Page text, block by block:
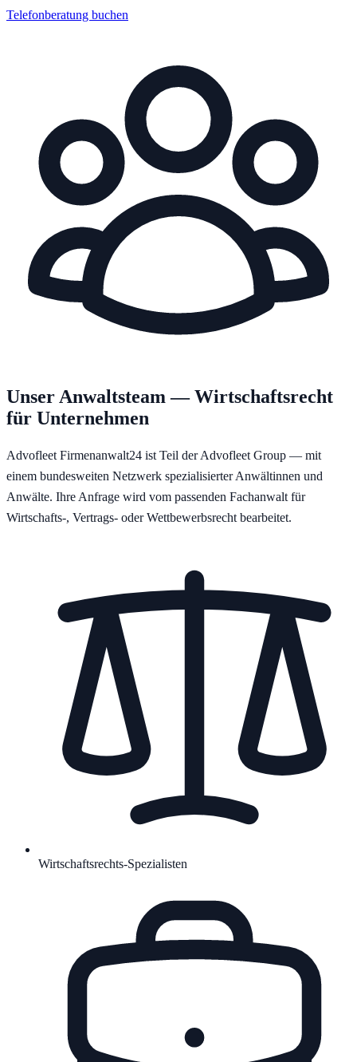
Telefonberatung buchen
Unser Anwaltsteam — Wirtschaftsrecht
für Unternehmen
Advofleet Firmenanwalt24 ist Teil der Advofleet Group — mit
einem bundesweiten Netzwerk spezialisierter Anwältinnen und
Anwälte. Ihre Anfrage wird vom passenden Fachanwalt für
Wirtschafts-, Vertrags- oder Wettbewerbsrecht bearbeitet.
Wirtschaftsrechts-Spezialisten